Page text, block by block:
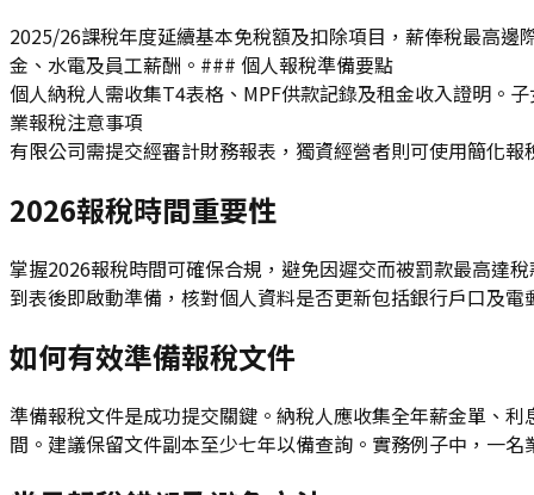
2025/26課稅年度延續基本免稅額及扣除項目，薪俸稅最高
金、水電及員工薪酬。### 個人報稅準備要點
個人納稅人需收集T4表格、MPF供款記錄及租金收入證明。
業報稅注意事項
有限公司需提交經審計財務報表，獨資經營者則可使用簡化
2026報稅時間重要性
掌握2026報稅時間可確保合規，避免因遲交而被罰款最高達
到表後即啟動準備，核對個人資料是否更新包括銀行戶口及
如何有效準備報稅文件
準備報稅文件是成功提交關鍵。納稅人應收集全年薪金單、
間。建議保留文件副本至少七年以備查詢。實務例子中，一